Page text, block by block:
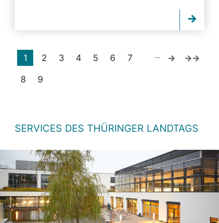
1 2 3 4 5 6 7
8 9
…
SERVICES DES THÜRINGER LANDTAGS